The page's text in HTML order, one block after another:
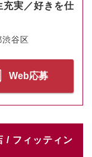
実／好きを仕
渋谷区
Web応募
/ フィッティン